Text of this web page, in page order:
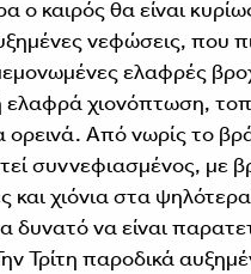
ο καιρός θα είναι
νεφώσεις, που
ελαφρές
ελαφρά χιονόπτωση,
ορεινά. Από νωρίς το
συννεφιασμένος, με
και χιόνια στα
δυνατό να είναι
Τρίτη παροδικά